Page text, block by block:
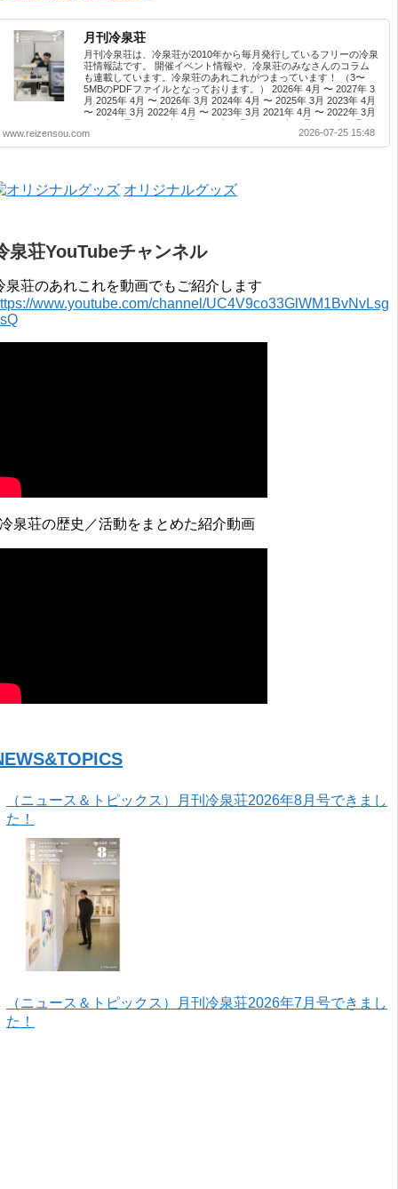
月刊冷泉荘
月刊冷泉荘は、冷泉荘が2010年から毎月発行しているフリーの冷泉
荘情報誌です。 開催イベント情報や、冷泉荘のみなさんのコラム
も連載しています。冷泉荘のあれこれがつまっています！ （3〜
5MBのPDFファイルとなっております。） 2026年 4月 〜 2027年 3
月 2025年 4月 〜 2026年 3月 2024年 4月 〜 2025年 3月 2023年 4月
〜 2024年 3月 2022年 4月 〜 2023年 3月 2021年 4月 〜 2022年 3月
2019年 3月 2017年 4月 〜 2018年 3月 2016年 4月 〜 2017年 3月
2015年 4月 〜 2016年 3月 2014年 4月 〜 2015年 3月 2013...
www.reizensou.com 2026-07-25 15:48
オリジナルグッズ
泉荘YouTubeチャンネル
泉荘のあれこれを動画でもご紹介します
www.youtube.com/channel/UC4V9co33GlWM1BvNvLsg
泉荘の歴史／活動をまとめた紹介動画
（ニュース＆トピックス）月刊冷泉荘2026年8月号できまし
た！
（ニュース＆トピックス）月刊冷泉荘2026年7月号できまし
た！